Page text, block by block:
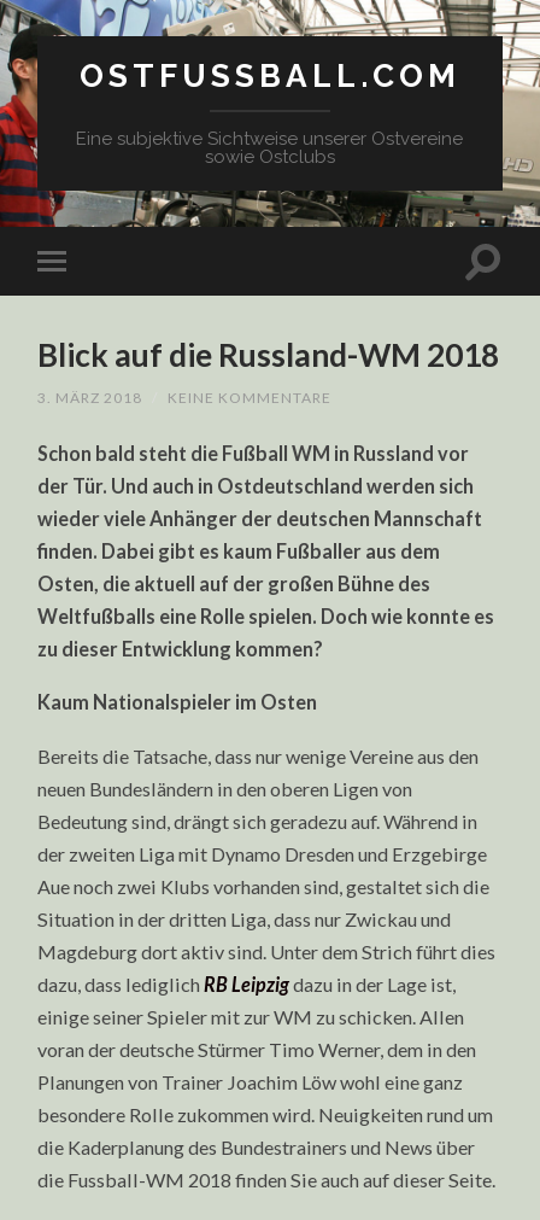
OSTFUSSBALL.COM
Eine subjektive Sichtweise unserer Ostvereine
sowie Ostclubs
Blick auf die Russland-WM 2018
3. MÄRZ 2018 KEINE KOMMENTARE
Schon bald steht die Fußball WM in Russland vor
der Tür. Und auch in Ostdeutschland werden sich
wieder viele Anhänger der deutschen Mannschaft
finden. Dabei gibt es kaum Fußballer aus dem
Osten, die aktuell auf der großen Bühne des
Weltfußballs eine Rolle spielen. Doch wie konnte es
zu dieser Entwicklung kommen?
Kaum Nationalspieler im Osten
Bereits die Tatsache, dass nur wenige Vereine aus den
neuen Bundesländern in den oberen Ligen von
Bedeutung sind, drängt sich geradezu auf. Während in
der zweiten Liga mit Dynamo Dresden und Erzgebirge
Aue noch zwei Klubs vorhanden sind, gestaltet sich die
Situation in der dritten Liga, dass nur Zwickau und
Magdeburg dort aktiv sind. Unter dem Strich führt dies
dazu, dass lediglichRB Leipzigdazu in der Lage ist,
einige seiner Spieler mit zur WM zu schicken. Allen
voran der deutsche Stürmer Timo Werner, dem in den
Planungen von Trainer Joachim Löw wohl eine ganz
besondere Rolle zukommen wird. Neuigkeiten rund um
die Kaderplanung des Bundestrainers und News über
die Fussball-WM 2018 finden Sie auch auf dieser Seite.